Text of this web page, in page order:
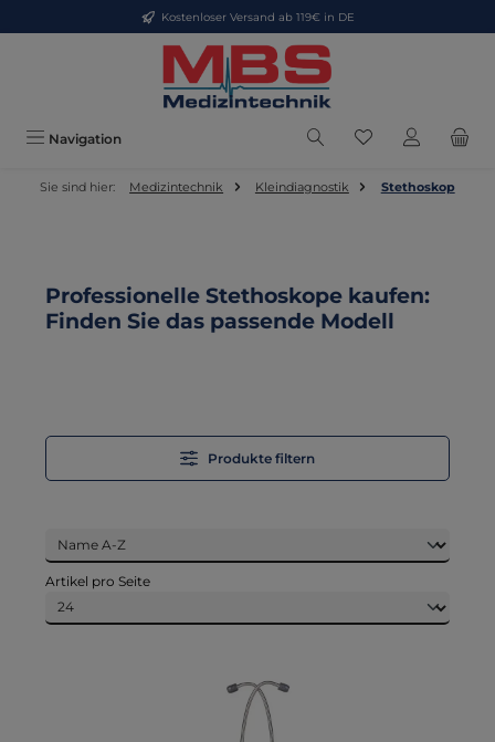
Zum Hauptinhalt springenKostenloser Versand ab 119€ in DE
Navigation Du hast 0
Sie sind hier: Medizintechnik Kleindiagnostik Stethoskop
Professionelle Stethoskope kaufen:
Finden Sie das passende Modell
Produkte filtern
Artikel pro Seite